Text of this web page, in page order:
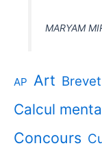
MARYAM
AP Art Brevet
Calcul
Concours